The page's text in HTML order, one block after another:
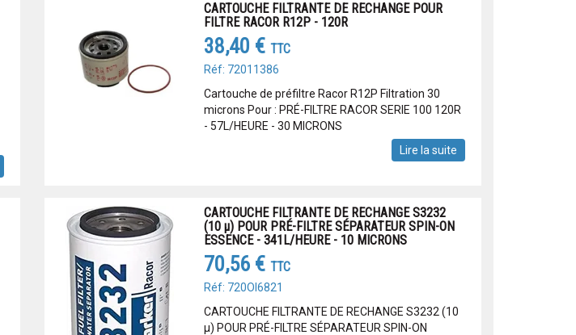
CARTOUCHE FILTRANTE DE RECHANGE POUR
FILTRE RACOR R12P - 120R
38,40 € TTC
Réf: 72011386
Cartouche de préfiltre Racor R12P Filtration 30
microns Pour : PRÉ-FILTRE RACOR SERIE 100 120R
- 57L/HEURE - 30 MICRONS
Lire la suite
CARTOUCHE FILTRANTE DE RECHANGE S3232
(10 μ) POUR PRÉ-FILTRE SÉPARATEUR SPIN-ON
ESSENCE - 341L/HEURE - 10 MICRONS
70,56 € TTC
Réf: 720OI6821
CARTOUCHE FILTRANTE DE RECHANGE S3232 (10
μ) POUR PRÉ-FILTRE SÉPARATEUR SPIN-ON